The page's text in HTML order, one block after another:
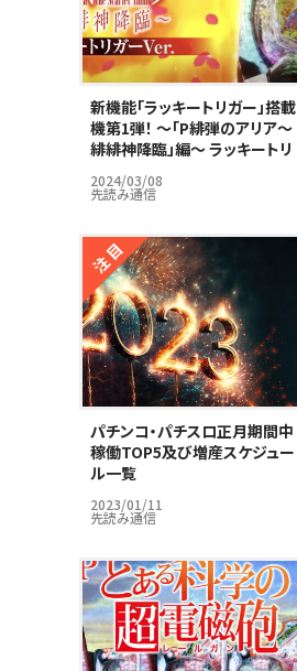
新機能「ラッキートリガー」搭載
機第1弾！ ～「P緋弾のアリア～
緋緋神降臨」編～ ラッキートリ
となりうるのか…？
2024/03/08
先読み通信
パチンコ・パチスロ正月期間中
稼働TOP5及び増産スケジュー
ル一覧
2023/01/11
先読み通信